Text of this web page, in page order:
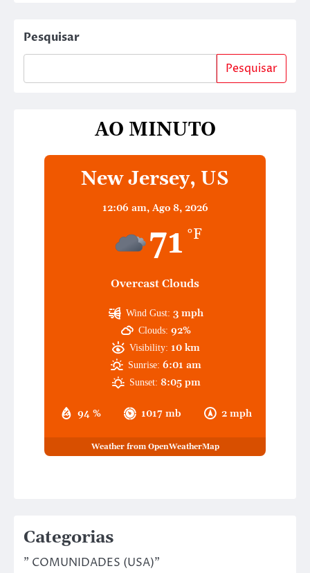
Pesquisar
Pesquisar
AO MINUTO
New Jersey, US
12:06 am, Ago 8, 2026
71 °F
Overcast Clouds
94 % 1017 mb 2 mph
Wind Gust: 3 mph
Clouds: 92%
Visibility: 10 km
Sunrise: 6:01 am
Sunset: 8:05 pm
Weather from OpenWeatherMap
Categorias
" COMUNIDADES (USA)"